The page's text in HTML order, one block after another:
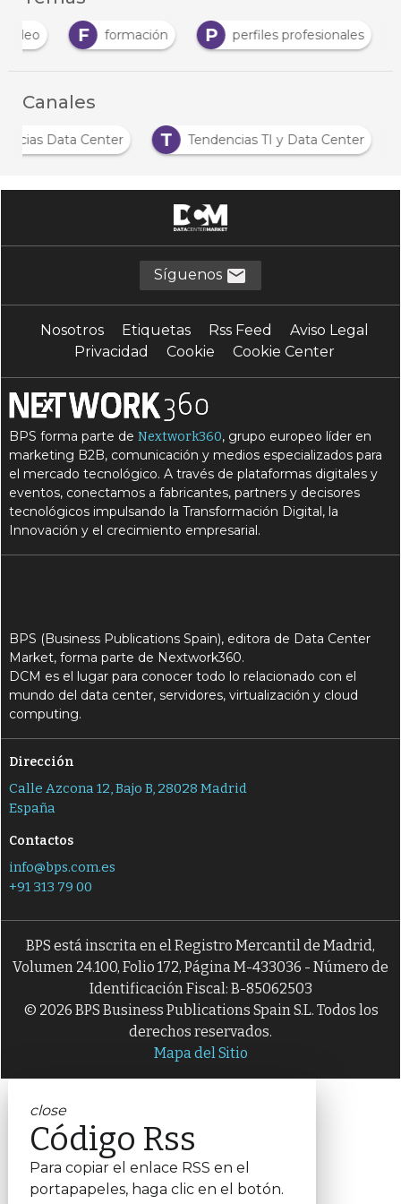
F formación P perfiles profesionales
Canales
N
Noticias Data Center T Tendencias TI y Data
Síguenos
Nosotros Etiquetas Rss Feed
Aviso Legal
Privacidad
Cookie Cookie Center
BPS forma parte deNextwork360, grupo europeo líder en
marketing B2B, comunicación y medios especializados para
el mercado tecnológico. A través de plataformas digitales y
eventos, conectamos a fabricantes, partners y decisores
tecnológicos impulsando la Transformación Digital, la
Innovación y el crecimiento empresarial.
BPS (Business Publications Spain), editora de Data Center
Market, forma parte de Nextwork360.
DCM es el lugar para conocer todo lo relacionado con el
mundo del data center, servidores, virtualización y cloud
computing.
Dirección
Calle Azcona 12, Bajo B, 28028 Madrid
España
Contactos
info@bps.com.es
+91 313 79 00
BPS está inscrita en el Registro Mercantil de Madrid,
Volumen 24.100, Folio 172, Página M-433036 - Número de
Identificación Fiscal: B-85062503
© 2026 BPS Business Publications Spain S.L. Todos los
derechos reservados.
Mapa del Sitio
close
Código Rss
Para copiar el enlace RSS en el
portapapeles, haga clic en el botón.